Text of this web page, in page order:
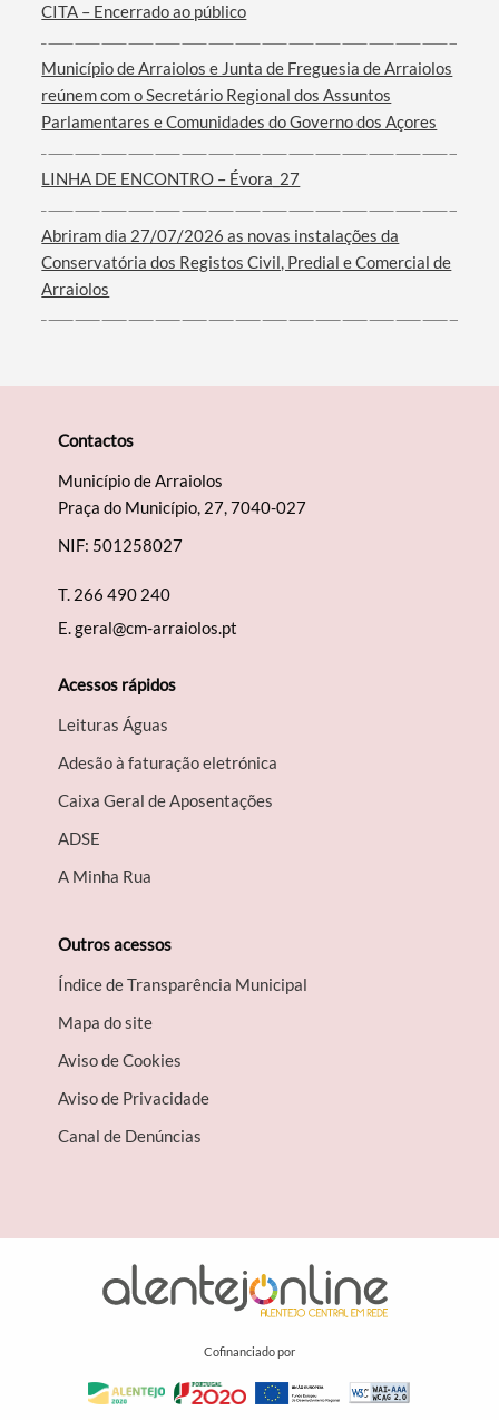
Termo de Pesquisa
Categorias gerais
Filtros
CITA – Encerrado ao público
Município de Arraiolos e Junta de Freguesia de Arraiolos
reúnem com o Secretário Regional dos Assuntos
Parlamentares e Comunidades do Governo dos Açores
LINHA DE ENCONTRO – Évora_27
Abriram dia 27/07/2026 as novas instalações da
Conservatória dos Registos Civil, Predial e Comercial de
Arraiolos
Contactos
Município de Arraiolos
Praça do Município, 27, 7040-027
NIF: 501258027
T. 266 490 240
E.geral@cm-arraiolos.pt
Acessos rápidos
Leituras Águas
Adesão à faturação eletrónica
Caixa Geral de Aposentações
A​DSE
A Minha Rua
Outros acessos
Índice de Transparência Municipal
Mapa do site
Aviso de Cookies
Aviso de Privacidade
Canal de Denúncias
Cofinanciado por